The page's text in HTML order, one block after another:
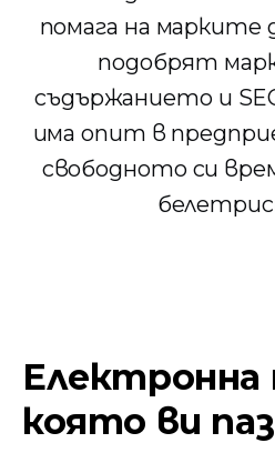
помага на марките
подобрят
съдържанието и
има опит в
свободното си
Електронна
която ви